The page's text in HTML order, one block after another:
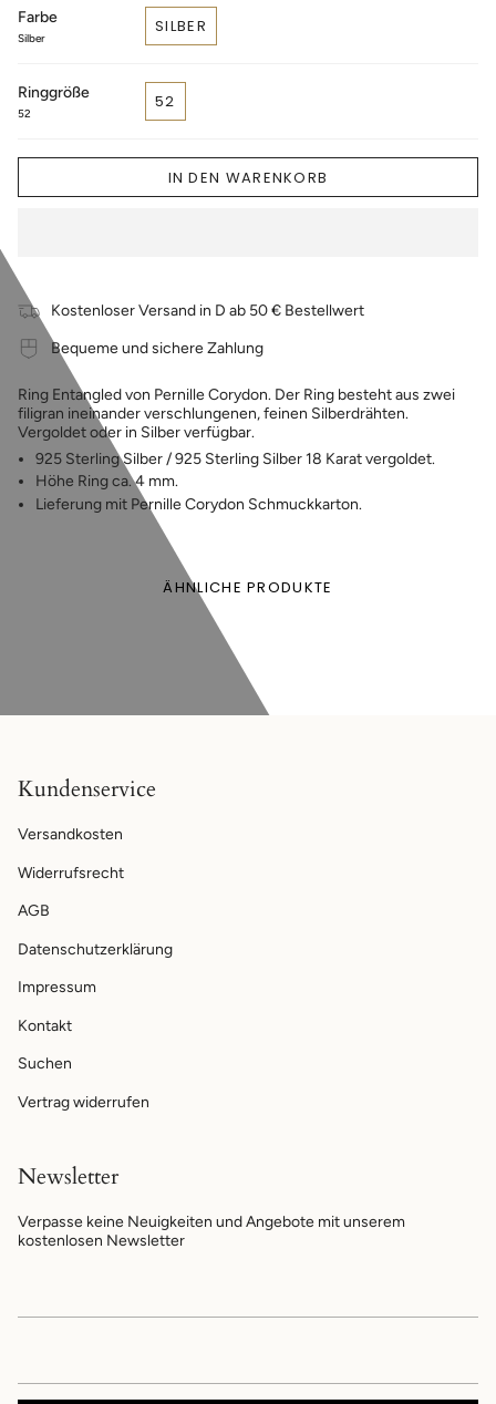
Farbe
Silber
SILBER
Ringgröße
52
52
IN DEN WARENKORB
Kostenloser Versand in D ab 50 € Bestellwert
Bequeme und sichere Zahlung
Ring Entangled von Pernille Corydon. Der Ring besteht aus zwei
filigran ineinander verschlungenen, feinen Silberdrähten.
Vergoldet oder in Silber verfügbar.
925 Sterling Silber / 925 Sterling Silber 18 Karat vergoldet.
Höhe Ring ca. 4 mm.
Lieferung mit Pernille Corydon Schmuckkarton.
ÄHNLICHE PRODUKTE
Kundenservice
Versandkosten
Widerrufsrecht
AGB
Datenschutzerklärung
Impressum
Kontakt
Suchen
Vertrag widerrufen
Newsletter
Verpasse keine Neuigkeiten und Angebote mit unserem
kostenlosen Newsletter